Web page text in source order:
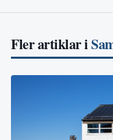
Fler artiklar i